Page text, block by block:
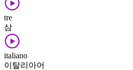
tre
삼
italiano
이탈리아어